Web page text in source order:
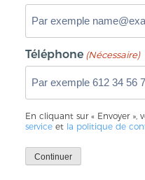
Téléphone (Nécessaire)
En cliquant sur « Envoyer »,
service et la politique de
Continuer